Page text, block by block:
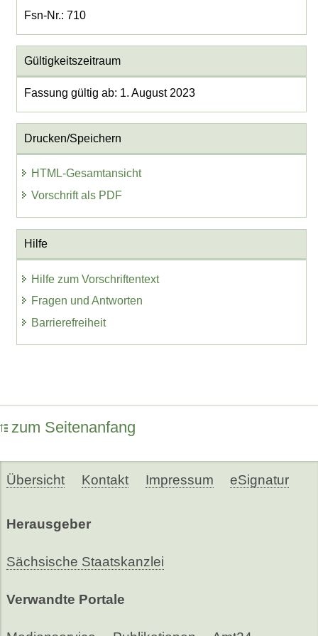
Fsn-Nr.: 710
Gültigkeitszeitraum
Fassung gültig ab: 1. August 2023
Drucken/Speichern
HTML-Gesamtansicht
Vorschrift als PDF
Hilfe
Hilfe zum Vorschriftentext
Fragen und Antworten
Barrierefreiheit
zum Seitenanfang
Übersicht Kontakt Impressum eSignatur
Herausgeber
Sächsische Staatskanzlei
Verwandte Portale